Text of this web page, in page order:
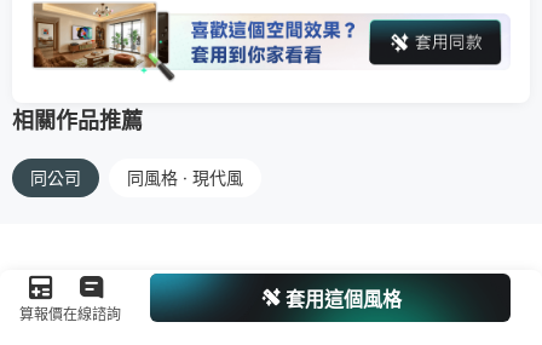
相關作品推薦
同公司 同風格 · 現代風
算報價在線諮詢
套用這個風格